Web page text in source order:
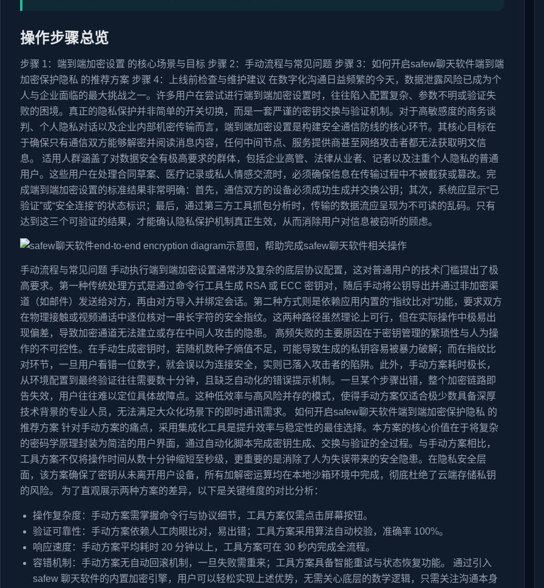
操作步骤总览
步骤 1：端到端加密设置 的核心场景与目标 步骤 2：手动流程与常见问题 步骤 3：如何开启safew聊天软件端到端
加密保护隐私 的推荐方案 步骤 4：上线前检查与维护建议 在数字化沟通日益频繁的今天，数据泄露风险已成为个
人与企业面临的最大挑战之一。许多用户在尝试进行端到端加密设置时，往往陷入配置复杂、参数不明或验证失
败的困境。真正的隐私保护并非简单的开关切换，而是一套严谨的密钥交换与验证机制。对于高敏感度的商务谈
判、个人隐私对话以及企业内部机密传输而言，端到端加密设置是构建安全通信防线的核心环节。其核心目标在
于确保只有通信双方能够解密并阅读消息内容，任何中间节点、服务提供商甚至网络攻击者都无法获取明文信
息。 适用人群涵盖了对数据安全有极高要求的群体，包括企业高管、法律从业者、记者以及注重个人隐私的普通
用户。这些用户在处理合同草案、医疗记录或私人情感交流时，必须确保信息在传输过程中不被截获或篡改。完
成端到端加密设置的标准结果非常明确：首先，通信双方的设备必须成功生成并交换公钥；其次，系统应显示“已
验证”或“安全连接”的状态标识；最后，通过第三方工具抓包分析时，传输的数据流应呈现为不可读的乱码。只有
达到这三个可验证的结果，才能确认隐私保护机制真正生效，从而消除用户对信息被窃听的顾虑。
手动流程与常见问题 手动执行端到端加密设置通常涉及复杂的底层协议配置，这对普通用户的技术门槛提出了极
高要求。第一种传统处理方式是通过命令行工具生成 RSA 或 ECC 密钥对，随后手动将公钥导出并通过非加密渠
道（如邮件）发送给对方，再由对方导入并绑定会话。第二种方式则是依赖应用内置的“指纹比对”功能，要求双方
在物理接触或视频通话中逐位核对一串长字符的安全指纹。这两种路径虽然理论上可行，但在实际操作中极易出
现偏差，导致加密通道无法建立或存在中间人攻击的隐患。 高频失败的主要原因在于密钥管理的繁琐性与人为操
作的不可控性。在手动生成密钥时，若随机数种子熵值不足，可能导致生成的私钥容易被暴力破解；而在指纹比
对环节，一旦用户看错一位数字，就会误以为连接安全，实则已落入攻击者的陷阱。此外，手动方案耗时极长，
从环境配置到最终验证往往需要数十分钟，且缺乏自动化的错误提示机制。一旦某个步骤出错，整个加密链路即
告失效，用户往往难以定位具体故障点。这种低效率与高风险并存的模式，使得手动方案仅适合极少数具备深厚
技术背景的专业人员，无法满足大众化场景下的即时通讯需求。 如何开启safew聊天软件端到端加密保护隐私 的
推荐方案 针对手动方案的痛点，采用集成化工具是提升效率与稳定性的最佳选择。本方案的核心价值在于将复杂
的密码学原理封装为简洁的用户界面，通过自动化脚本完成密钥生成、交换与验证的全过程。与手动方案相比，
工具方案不仅将操作时间从数十分钟缩短至秒级，更重要的是消除了人为失误带来的安全隐患。在隐私安全层
面，该方案确保了密钥从未离开用户设备，所有加解密运算均在本地沙箱环境中完成，彻底杜绝了云端存储私钥
的风险。 为了直观展示两种方案的差异，以下是关键维度的对比分析：
操作复杂度：手动方案需掌握命令行与协议细节，工具方案仅需点击屏幕按钮。
验证可靠性：手动方案依赖人工肉眼比对，易出错；工具方案采用算法自动校验，准确率 100%。
响应速度：手动方案平均耗时 20 分钟以上，工具方案可在 30 秒内完成全流程。
容错机制：手动方案无自动回滚机制，一旦失败需重来；工具方案具备智能重试与状态恢复功能。 通过引入
safew 聊天软件的内置加密引擎，用户可以轻松实现上述优势，无需关心底层的数学逻辑，只需关注沟通本身